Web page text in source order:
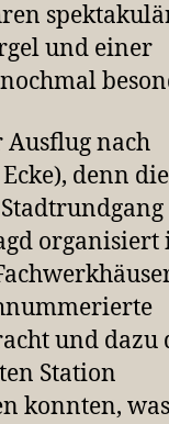
und einer
nach
denn
organisiert
und dazu
Station
konnten,